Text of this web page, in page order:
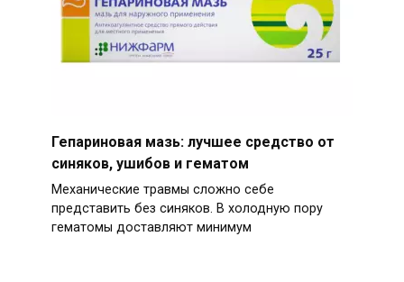
Гепариновая мазь: лучшее средство от
синяков, ушибов и гематом
Механические травмы сложно себе
представить без синяков. В холодную пору
гематомы доставляют минимум